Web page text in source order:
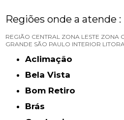
Regiões onde a atende :
REGIÃO CENTRAL ZONA LESTE ZONA
GRANDE SÃO PAULO INTERIOR
Aclimação
Bela Vista
Bom Retiro
Brás